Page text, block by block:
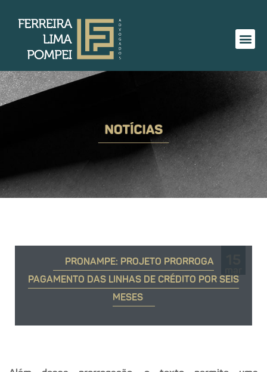
PRONAMPE: PROJETO PRORROGA
PAGAMENTO DAS LINHAS DE CRÉDITO POR SEIS
MESES